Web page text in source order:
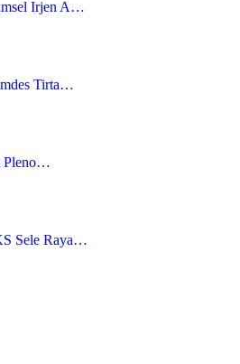
Irjen A…
Tirta…
Pleno…
Sele Raya…